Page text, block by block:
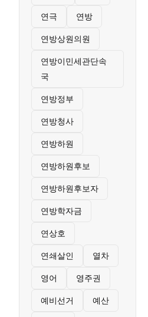
연극 연방
연방상원의원
연방이민세관단속
국
연방정부
연방청사
연방하원
연방하원후보
연방하원후보자
연방학자금
연상호
연쇄살인 열차
영어 영주권
예비선거 예산